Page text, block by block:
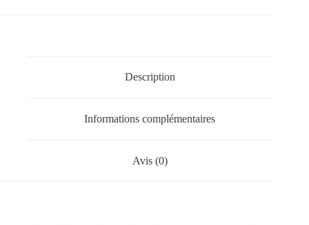
Description
Informations complémentaires
Avis (0)